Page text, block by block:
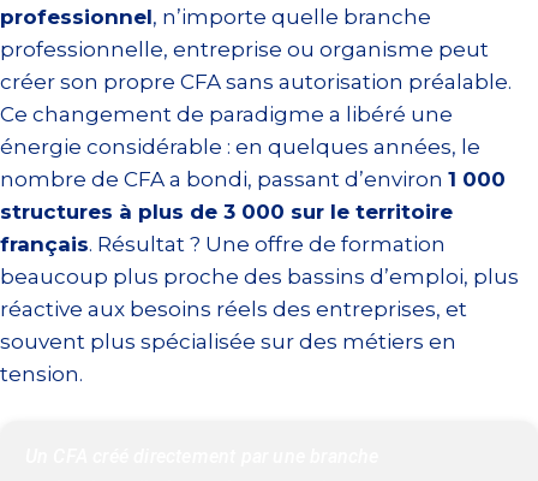
professionnel, n’importe quelle branche
professionnelle, entreprise ou organisme peut
créer son propre CFA sans autorisation préalable.
Ce changement de paradigme a libéré une
énergie considérable : en quelques années, le
nombre de CFA a bondi, passant d’environ 1 000
structures à plus de 3 000 sur le territoire
français. Résultat ? Une offre de formation
beaucoup plus proche des bassins d’emploi, plus
réactive aux besoins réels des entreprises, et
souvent plus spécialisée sur des métiers en
tension.